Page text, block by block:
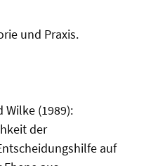
und Praxis.
Wilke (1989):
der
auf